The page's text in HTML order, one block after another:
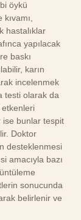
öykü
hastalıklar
yapılacak
baskı
karın
incelenmek
testi olarak da
etkenleri
ise bunlar tespit
Doktor
desteklenmesi
amacıyla bazı
sonucunda
belirlenir ve